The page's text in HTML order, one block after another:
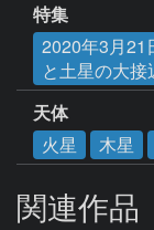
特集
2020年3月21
と土星の大接
天体
火星
木星
関連作品